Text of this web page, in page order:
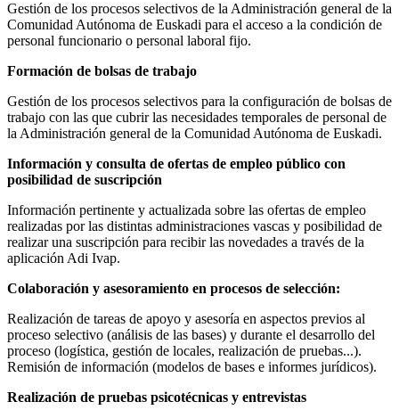
Gestión de los procesos selectivos de la Administración general de la
Comunidad Autónoma de Euskadi para el acceso a la condición de
personal funcionario o personal laboral fijo.
Formación de bolsas de trabajo
Gestión de los procesos selectivos para la configuración de bolsas de
trabajo con las que cubrir las necesidades temporales de personal de
la Administración general de la Comunidad Autónoma de Euskadi.
Información y consulta de ofertas de empleo público con
posibilidad de suscripción
Información pertinente y actualizada sobre las ofertas de empleo
realizadas por las distintas administraciones vascas y posibilidad de
realizar una suscripción para recibir las novedades a través de la
aplicación Adi Ivap.
Colaboración y asesoramiento en procesos de selección:
Realización de tareas de apoyo y asesoría en aspectos previos al
proceso selectivo (análisis de las bases) y durante el desarrollo del
proceso (logística, gestión de locales, realización de pruebas...).
Remisión de información (modelos de bases e informes jurídicos).
Realización de pruebas psicotécnicas y entrevistas